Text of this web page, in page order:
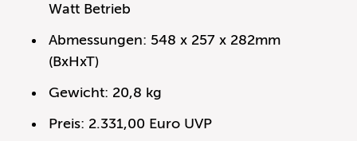
Watt Betrieb
Abmessungen: 548 x 257 x 282mm
(BxHxT)
Gewicht: 20,8 kg
Preis: 2.331,00 Euro UVP